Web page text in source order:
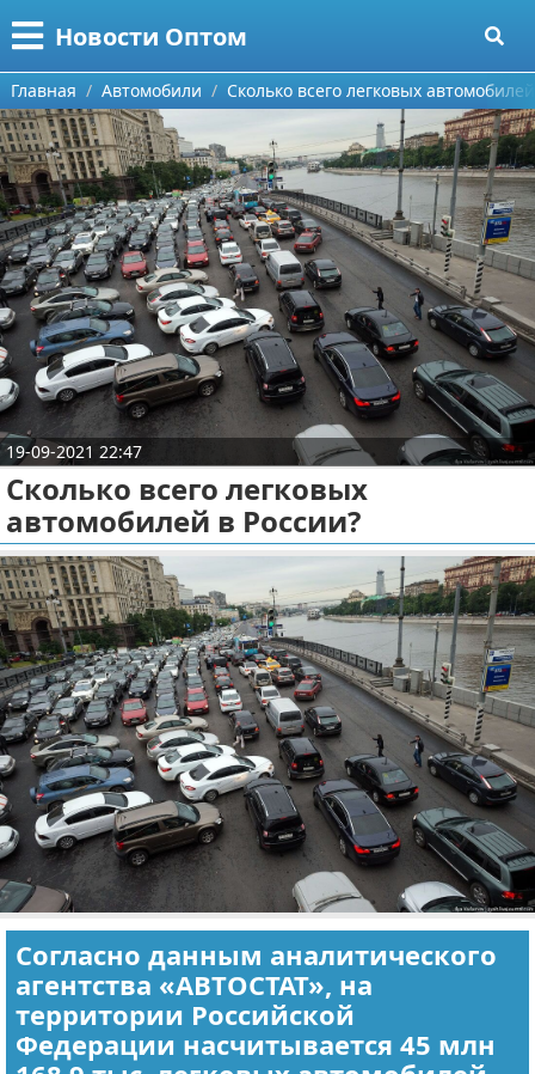
Новости Оптом
Меню
Главная
Категории
Информационные технологии
Автомобили
Знаменитости
Политика
Природа
Философия
Культура
Экономика
Разное
Поиск
О проекте
Контакты
Сотрудничество
Размещение рекламы
Для правообладателей
Условия предоставления информации
Отказ от ответственности
Главная Автомобили Сколько всего легковых
19-09-2021 22:47
Сколько всего легковых
автомобилей в России?
Согласно данным аналитического
агентства «АВТОСТАТ», на
территории Российской
Федерации насчитывается 45 млн